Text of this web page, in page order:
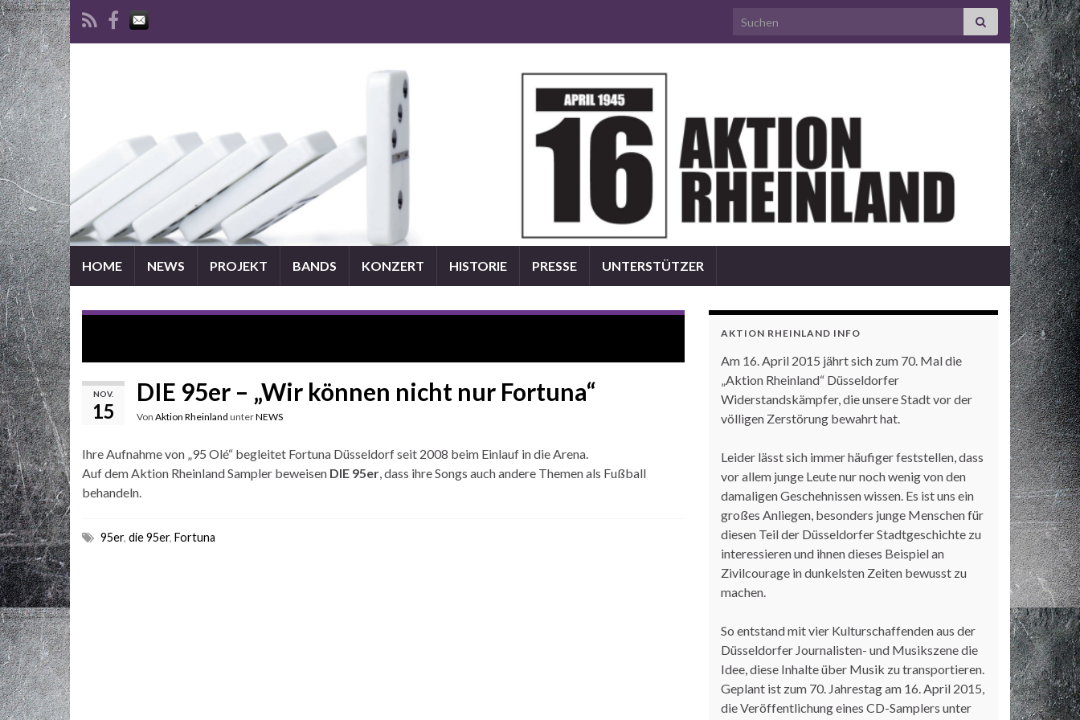
Search for:
HOME NEWS PROJEKT BANDS KONZERT HISTORIE PRESSE UNTERSTÜTZER
NOV.
15
DIE 95er – „Wir können nicht nur Fortuna“
Von Aktion Rheinland unterNEWS
Ihre Aufnahme von „95 Olé“ begleitet Fortuna Düsseldorf seit 2008 beim Einlauf in die Arena.
Auf dem Aktion Rheinland Sampler beweisen DIE 95er, dass ihre Songs auch andere Themen als Fußball
behandeln.
95er, die 95er, Fortuna
AKTION RHEINLAND INFO
Am 16. April 2015 jährt sich zum 70. Mal die
„Aktion Rheinland“ Düsseldorfer
Widerstandskämpfer, die unsere Stadt vor der
völligen Zerstörung bewahrt hat.
Leider lässt sich immer häufiger feststellen, dass
vor allem junge Leute nur noch wenig von den
damaligen Geschehnissen wissen. Es ist uns ein
großes Anliegen, besonders junge Menschen für
diesen Teil der Düsseldorfer Stadtgeschichte zu
interessieren und ihnen dieses Beispiel an
Zivilcourage in dunkelsten Zeiten bewusst zu
machen.
So entstand mit vier Kulturschaffenden aus der
Düsseldorfer Journalisten- und Musikszene die
Idee, diese Inhalte über Musik zu transportieren.
Geplant ist zum 70. Jahrestag am 16. April 2015,
die Veröffentlichung eines CD-Samplers unter